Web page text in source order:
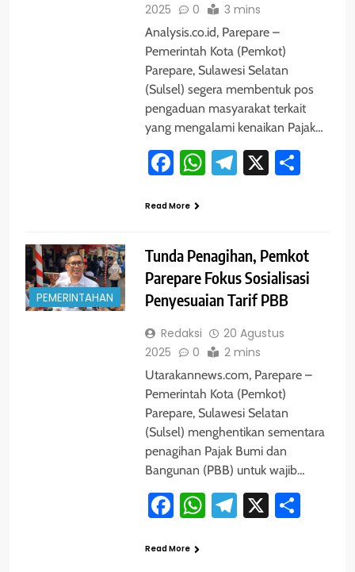
2025
0 3 mins
Analysis.co.id, Parepare –
Pemerintah Kota (Pemkot)
Parepare, Sulawesi Selatan
(Sulsel) segera membentuk pos
pengaduan masyarakat terkait
yang mengalami kenaikan Pajak…
Facebook
WhatsApp
Telegram
X
Read More
PEMERINTAHAN
Tunda Penagihan, Pemkot
Parepare Fokus Sosialisasi
Penyesuaian Tarif PBB
Redaksi
20 Agustus
2025
0 2 mins
Utarakannews.com, Parepare –
Pemerintah Kota (Pemkot)
Parepare, Sulawesi Selatan
(Sulsel) menghentikan sementara
penagihan Pajak Bumi dan
Bangunan (PBB) untuk wajib…
Facebook
WhatsApp
Telegram
X
Read More